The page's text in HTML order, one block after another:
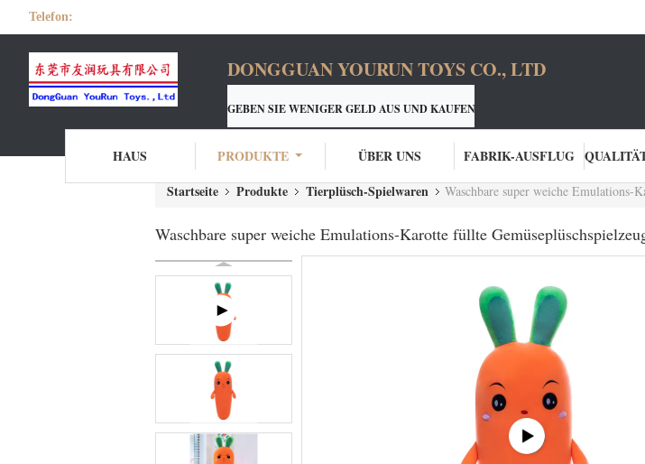
Telefon:
DONGGUAN YOURUN TOYS CO., LTD
GEBEN SIE WENIGER GELD AUS UND KAUFEN SIE BESSERE PRODUKTE
YOURUN-CUSTON PLÜSCHSPIELWARENHERSTELLERONE-STOP
HAUS PRODUKTE ÜBER UNS FABRIK-AUSFLUG
Startseite
Produkte Tierplüsch-Spielwaren Waschbare super weiche Emulations-
Waschbare super weiche Emulations-Karotte füllte